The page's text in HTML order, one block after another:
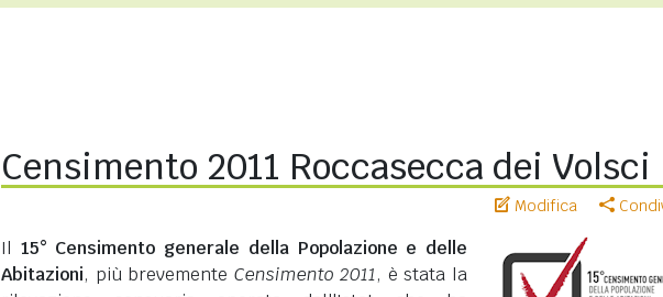
Censimento 2011 Roccasecca dei Volsci
Modifica
Il 15° Censimento generale della Popolazione e delle
Abitazioni, più brevemente Censimento 2011, è stata la